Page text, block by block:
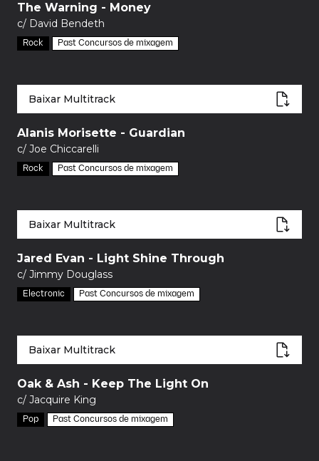
The Warning - Money
c/ David Bendeth
Rock Past Concursos de mixagem
Baixar Multitrack
Alanis Morisette - Guardian
c/ Joe Chiccarelli
Rock Past Concursos de mixagem
Baixar Multitrack
Jared Evan - Light Shine Through
c/ Jimmy Douglass
Electronic Past Concursos de mixagem
Baixar Multitrack
Oak & Ash - Keep The Light On
c/ Jacquire King
Pop Past Concursos de mixagem